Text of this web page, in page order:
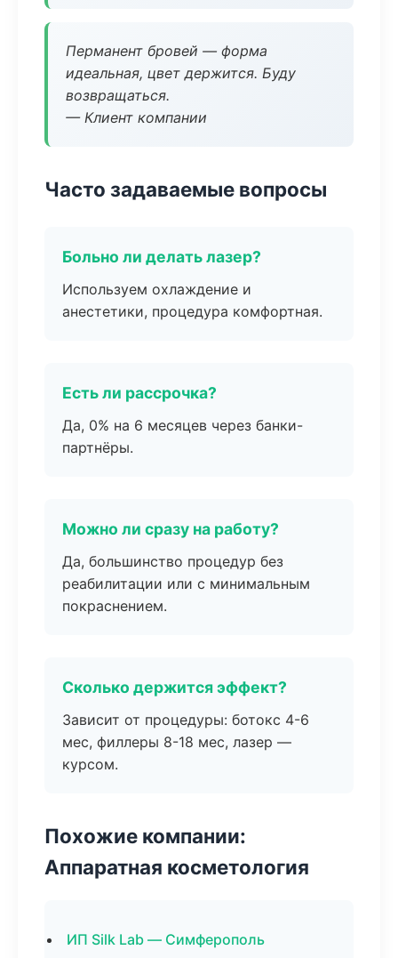
Перманент бровей — форма
идеальная, цвет держится. Буду
возвращаться.
— Клиент компании
Часто задаваемые вопросы
Больно ли делать лазер?
Используем охлаждение и
анестетики, процедура комфортная.
Есть ли рассрочка?
Да, 0% на 6 месяцев через банки-
партнёры.
Можно ли сразу на работу?
Да, большинство процедур без
реабилитации или с минимальным
покраснением.
Сколько держится эффект?
Зависит от процедуры: ботокс 4-6
мес, филлеры 8-18 мес, лазер —
курсом.
Похожие компании:
Аппаратная косметология
ИП Silk Lab — Симферополь